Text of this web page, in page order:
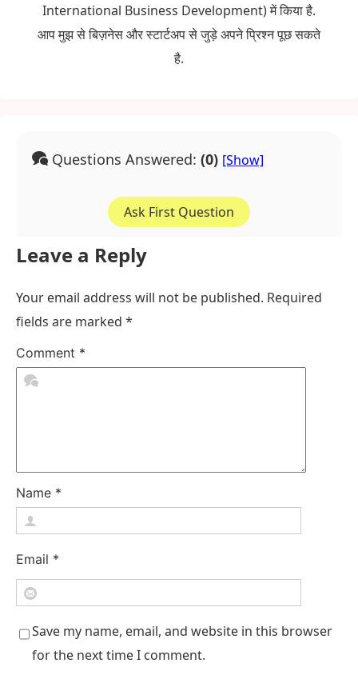
International Business Development) में किया है.
आप मुझ से बिज़नेस और स्टार्टअप से जुड़े अपने प्रिश्न पूछ सकते
है.
Questions Answered: (0)
Ask First Question
Leave a Reply
Your email address will not be published. Required
fields are marked *
Comment *
Name *
Email *
Save my name, email, and website in this browser
for the next time I comment.